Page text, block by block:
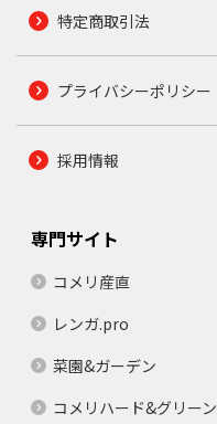
特定商取引法
プライバシーポリシー
採用情報
専門サイト
コメリ産直
レンガ.pro
菜園&ガーデン
コメリハード&グリーン